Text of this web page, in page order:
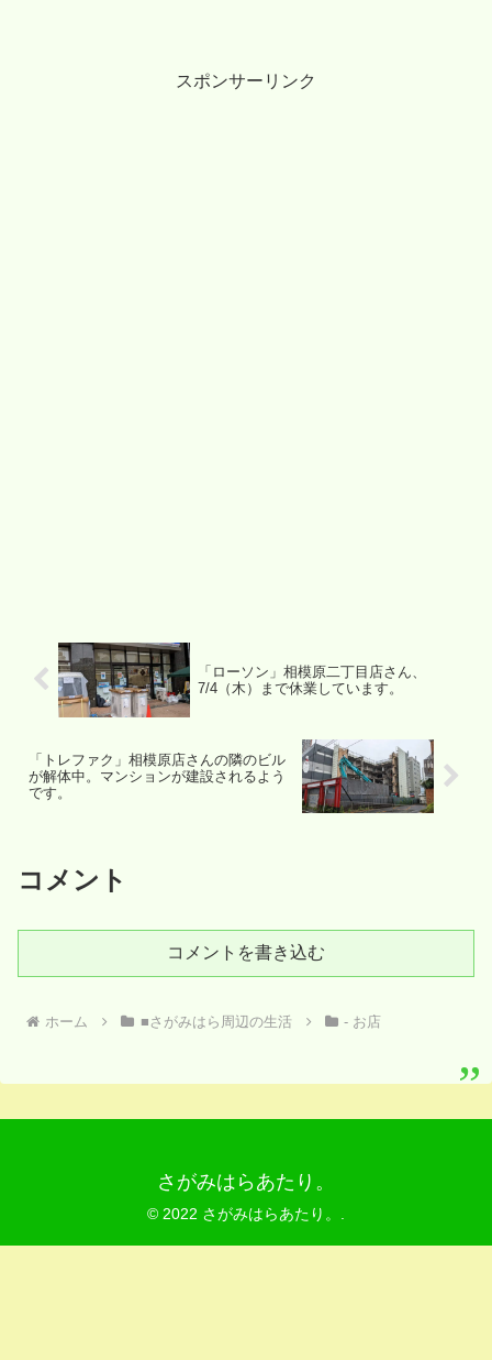
スポンサーリンク
「ローソン」相模原二丁目店さん、
7/4（木）まで休業しています。
「トレファク」相模原店さんの隣のビル
が解体中。マンションが建設されるよう
です。
コメント
コメントを書き込む
ホーム ■さがみはら周辺の生活 - お店
さがみはらあたり。
© 2022 さがみはらあたり。.